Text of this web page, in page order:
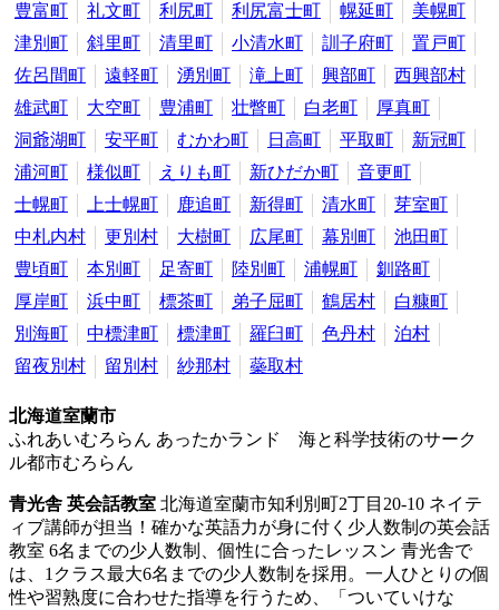
豊富町
礼文町 利尻町 利尻富士町 幌延町
美幌町
津別町
斜里町 清里町 小清水町 訓子府町
置戸町
佐呂間町
遠軽町 湧別町 滝上町 興部町
西興部村
雄武町
大空町 豊浦町 壮瞥町 白老町
厚真町
洞爺湖町
安平町 むかわ町 日高町 平取町
新冠町
浦河町
様似町 えりも町 新ひだか町
音更町
士幌町
上士幌町 鹿追町 新得町 清水町
芽室町
中札内村
更別村 大樹町 広尾町 幕別町
池田町
豊頃町
本別町 足寄町 陸別町 浦幌町
釧路町
厚岸町
浜中町 標茶町 弟子屈町 鶴居村
白糠町
別海町
中標津町 標津町 羅臼町 色丹村
泊村
留夜別村
留別村 紗那村 蘂取村
北海道室蘭市
ふれあいむろらん あったかランド 海と科学技術のサーク
ル都市むろらん
青光舎 英会話教室 北海道室蘭市知利別町2丁目20-10 ネイテ
ィブ講師が担当！確かな英語力が身に付く少人数制の英会話
教室 6名までの少人数制、個性に合ったレッスン 青光舎で
は、1クラス最大6名までの少人数制を採用。一人ひとりの個
性や習熟度に合わせた指導を行うため、「ついていけな